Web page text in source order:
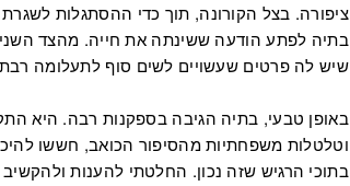
ציפורה. בצל הקורונה, תוך כדי ההסתגלות לשגרת
בתיה לפתע הודעה ששינתה את חייה. מהצד
שיש לה פרטים שעשויים לשים סוף לתעלומה
באופן טבעי, בתיה הגיבה בספקנות רבה. היא
וטלטלות משפחתיות מהסיפור הכואב, חששו
בתוכי הרגיש שזה נכון. החלטתי להענות